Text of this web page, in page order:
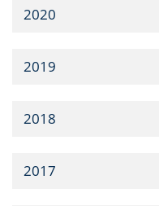
2020
2019
2018
2017